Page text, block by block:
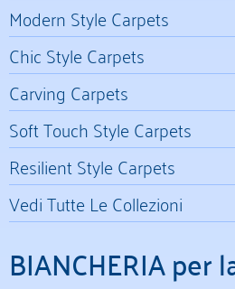
Modern Style Carpets
Chic Style Carpets
Carving Carpets
Soft Touch Style Carpets
Resilient Style Carpets
Vedi Tutte Le Collezioni
BIANCHERIA per